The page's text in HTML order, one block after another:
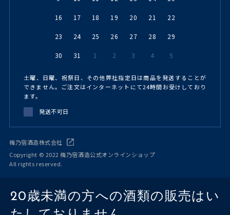
16 17 18 19 20 21 22
23 24 25 26 27 28 29
30 31 1 2 3 4 5
土曜、日曜、祝祭日、その他弊社指定日は商品を発送することが
できません。ご注文はインターネットにて24時間お受けしており
ます。
発送不可日
梅乃宿酒造株式会社
Copyright © 2022 梅乃宿酒造公式オンラインショップ
All rights reserved.
20歳未満の方への酒類の販売はい